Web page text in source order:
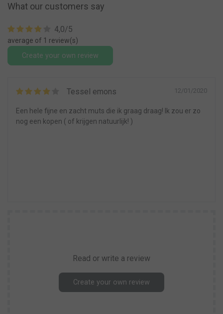
What our customers say
4,0/5
average of 1 review(s)
Create your own review
Tessel emons 12/01/2020
Een hele fijne en zacht muts die ik graag draag! Ik zou er zo
nog een kopen ( of krijgen natuurlijk! )
Read or write a review
Create your own review